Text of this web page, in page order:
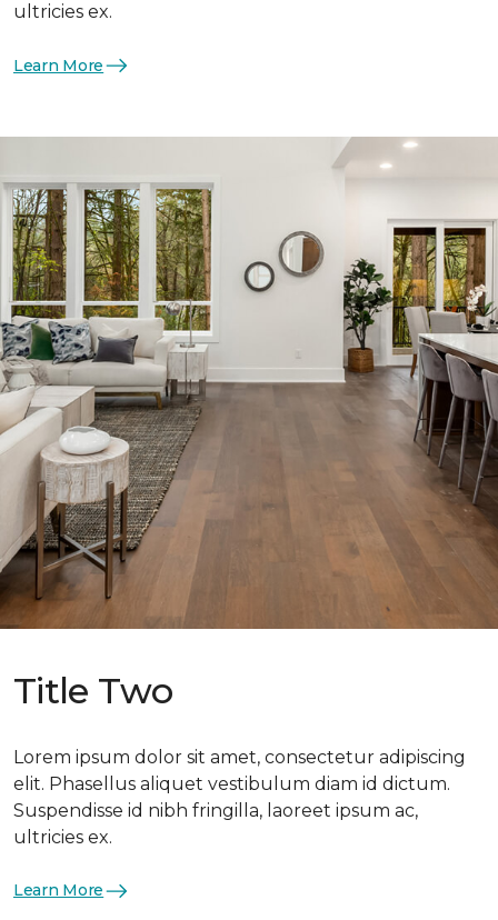
ultricies ex.
Learn More
Title Two
Lorem ipsum dolor sit amet, consectetur adipiscing
elit. Phasellus aliquet vestibulum diam id dictum.
Suspendisse id nibh fringilla, laoreet ipsum ac,
ultricies ex.
Learn More